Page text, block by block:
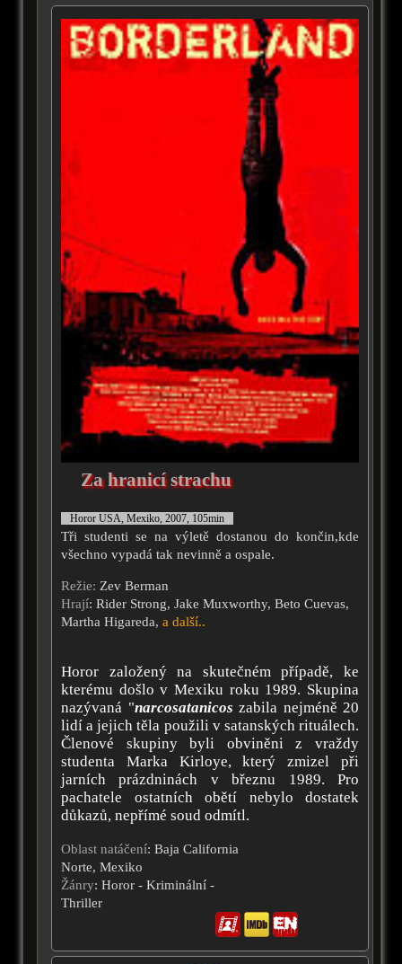
Za hranicí strachu
Horor USA, Mexiko, 2007, 105min
Tři studenti se na výletě dostanou do končin,kde
všechno vypadá tak nevinně a ospale.
Režie: Zev Berman
Hrají: Rider Strong, Jake Muxworthy, Beto Cuevas,
Martha Higareda, a další..
Horor založený na skutečném případě, ke
kterému došlo v Mexiku roku 1989. Skupina
nazývaná "narcosatanicos zabila nejméně 20
lidí a jejich těla použili v satanských rituálech.
Členové skupiny byli obviněni z vraždy
studenta Marka Kirloye, který zmizel při
jarních prázdninách v březnu 1989. Pro
pachatele ostatních obětí nebylo dostatek
důkazů, nepřímé soud odmítl.
Oblast natáčení: Baja California
Norte, Mexiko
Žánry: Horor - Kriminální -
Thriller